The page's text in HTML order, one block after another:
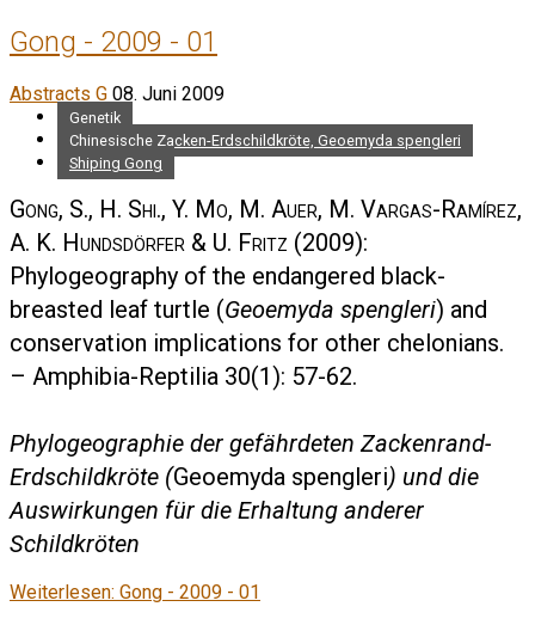
Gong - 2009 - 01
Abstracts G 08. Juni 2009
Genetik
Chinesische Zacken-Erdschildkröte, Geoemyda spengleri
Shiping Gong
Gong, S., H. Shi., Y. Mo, M. Auer, M. Vargas-Ramírez,
A. K. Hundsdörfer & U. Fritz (2009):
Phylogeography of the endangered black-
breasted leaf turtle (Geoemyda spengleri) and
conservation implications for other chelonians.
– Amphibia-Reptilia 30(1): 57-62.
Phylogeographie der gefährdeten Zackenrand-
Erdschildkröte (Geoemyda spengleri) und die
Auswirkungen für die Erhaltung anderer
Schildkröten
Weiterlesen: Gong - 2009 - 01